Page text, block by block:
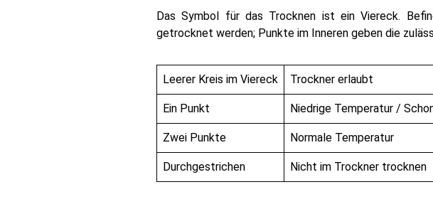
Das Symbol für das Trocknen ist ein Viereck.
getrocknet werden; Punkte im Inneren geben die
Leerer Kreis im Viereck Trockner erlaubt
Ein Punkt Niedrige Temperatur /
Zwei Punkte Normale Temperatur
Durchgestrichen Nicht im Trockner trocknen